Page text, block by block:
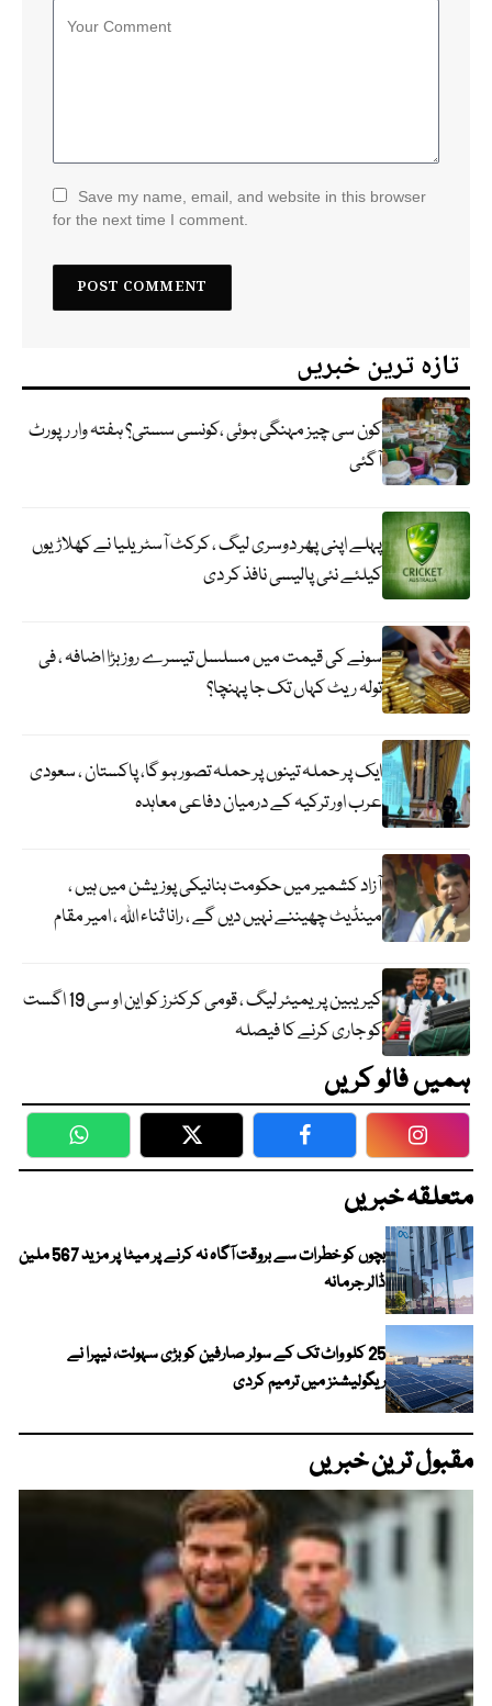
Save my name, email, and website in this browser
for the next time I comment.
تازہ ترین خبریں
کون سی چیز مہنگی ہوئی ،کونسی سستی؟ ہفتہ وار رپورٹ
آگئی
پہلے اپنی پھر دوسری لیگ ، کرکٹ آسٹریلیا نے کھلاڑیوں
کیلئے نئی پالیسی نافذ کر دی
سونے کی قیمت میں مسلسل تیسرے روز بڑا اضافہ ، فی
تولہ ریٹ کہاں تک جا پہنچا؟
ایک پر حملہ تینوں پر حملہ تصور ہو گا، پاکستان ، سعودی
عرب اور ترکیہ کے درمیان دفاعی معاہدہ
آزاد کشمیر میں حکومت بنانیکی پوزیشن میں ہیں ،
مینڈیٹ چھیننے نہیں دیں گے ، رانا ثناء اللہ ، امیر مقام
کیریبین پریمیئر لیگ ، قومی کرکٹرز کو این او سی 19 اگست
کو جاری کرنے کا فیصلہ
ہمیں فالو کریں
WhatsApp Twitter Facebook
متعلقہ خبریں
بچوں کو خطرات سے بروقت آگاہ نہ کرنے پر میٹا پر مزید 567 ملین
ڈالر جرمانہ
25 کلو واٹ تک کے سولر صارفین کو بڑی سہولت، نیپرا نے
ریگولیشنز میں ترمیم کردی
مقبول ترین خبریں